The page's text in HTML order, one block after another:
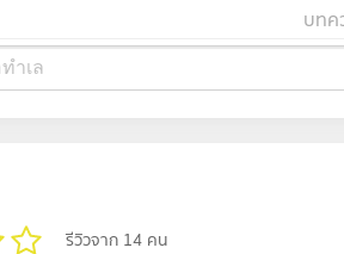
บทค
ำเล
รีวิวจาก 14 คน